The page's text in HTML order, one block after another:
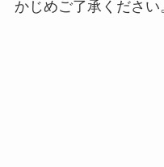
かじめご了承ください